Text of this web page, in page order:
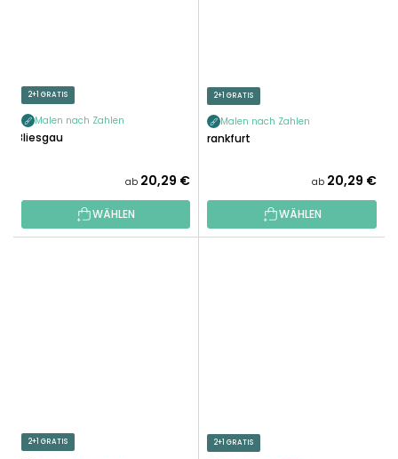
2+1 GRATIS
Malen nach Zahlen
Bliesgau
ab 20,29 €
WÄHLEN
2+1 GRATIS
Malen nach Zahlen
Frankfurt
ab 20,29 €
WÄHLEN
2+1 GRATIS 2+1 GRATIS